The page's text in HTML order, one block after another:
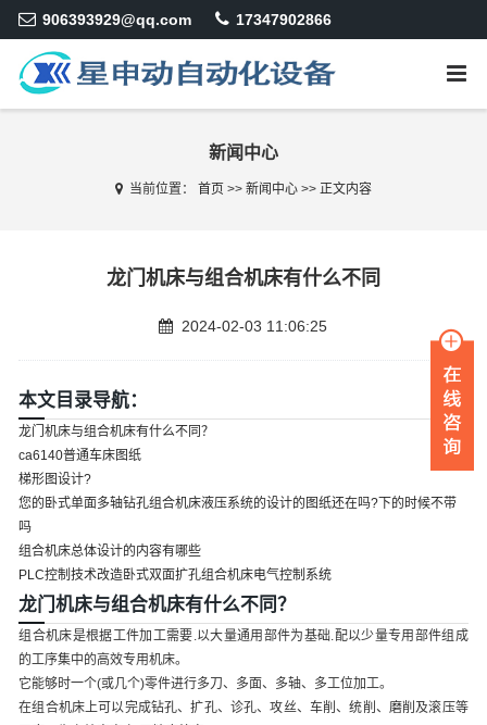
906393929@qq.com 17347902866
新闻中心
当前位置： 首页 >> 新闻中心>> 正文内容
龙门机床与组合机床有什么不同
2024-02-03 11:06:25
本文目录导航：
龙门机床与组合机床有什么不同？
ca6140普通车床图纸
梯形图设计?
您的卧式单面多轴钻孔组合机床液压系统的设计的图纸还在吗?下的时候不带
吗
组合机床总体设计的内容有哪些
PLC控制技术改造卧式双面扩孔组合机床电气控制系统
龙门机床与组合机床有什么不同？
组合机床是根据工件加工需要.以大量通用部件为基础.配以少量专用部件组成
的工序集中的高效专用机床。
它能够时一个(或几个)零件进行多刀、多面、多轴、多工位加工。
在组合机床上可以完成钻孔、扩孔、诊孔、攻丝、车削、统削、磨削及滚压等